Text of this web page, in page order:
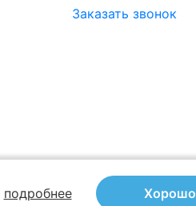
Заказать звонок
подробнее Хорошо